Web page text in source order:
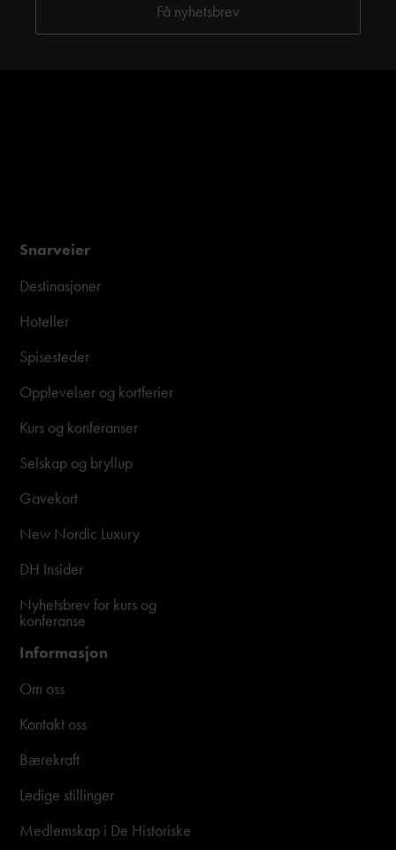
Snarveier
Destinasjoner
Hoteller
Spisesteder
Opplevelser og kortferier
Kurs og konferanser
Selskap og bryllup
Gavekort
New Nordic Luxury
DH Insider
Nyhetsbrev for kurs og
konferanse
Informasjon
Om oss
Kontakt oss
Bærekraft
Ledige stillinger
Medlemskap i De Historiske